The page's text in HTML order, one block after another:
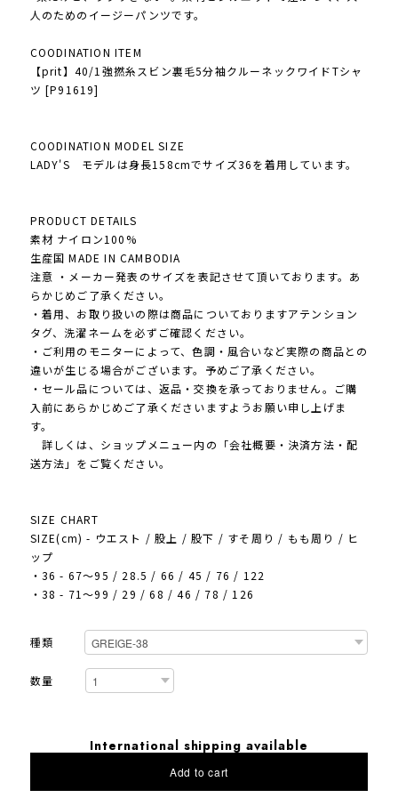
人のためのイージーパンツです。
COODINATION ITEM
【prit】40/1強撚糸スビン裏毛5分袖クルーネックワイドTシャ
ツ [P91619]
COODINATION MODEL SIZE
LADY'S モデルは身長158cmでサイズ36を着用しています。
PRODUCT DETAILS
素材 ナイロン100%
生産国 MADE IN CAMBODIA
注意 ・メーカー発表のサイズを表記させて頂いております。あ
らかじめご了承ください。
・着用、お取り扱いの際は商品についておりますアテンション
タグ、洗濯ネームを必ずご確認ください。
・ご利用のモニターによって、色調・風合いなど実際の商品との
違いが生じる場合がございます。予めご了承ください。
・セール品については、返品・交換を承っておりません。ご購
入前にあらかじめご了承くださいますようお願い申し上げま
す。
詳しくは、ショップメニュー内の「会社概要・決済方法・配
送方法」をご覧ください。
SIZE CHART
SIZE(cm) - ウエスト / 股上 / 股下 / すそ周り / もも周り / ヒ
ップ
・36 - 67～95 / 28.5 / 66 / 45 / 76 / 122
・38 - 71～99 / 29 / 68 / 46 / 78 / 126
種類
数量
International shipping available
Add to cart